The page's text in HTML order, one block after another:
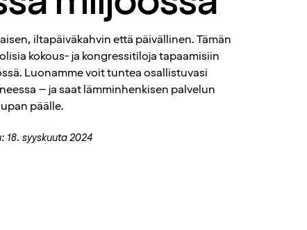
iltapäiväkahvin että päivällinen. Tämän
kokous- ja kongressitiloja tapaamisiin
Luonamme voit tuntea osallistuvasi
– ja saat lämminhenkisen palvelun
päälle.
18. syyskuuta 2024